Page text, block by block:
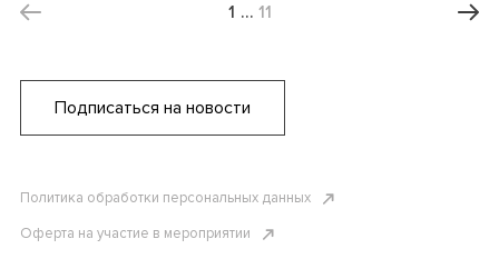
1 … 11
Подписаться на новости
Политика обработки персональных данных
Оферта на участие в мероприятии